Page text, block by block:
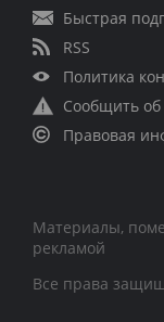
Быстрая
RSS
Политика
Сообщить
Правовая
Материалы,
рекламой
Все права